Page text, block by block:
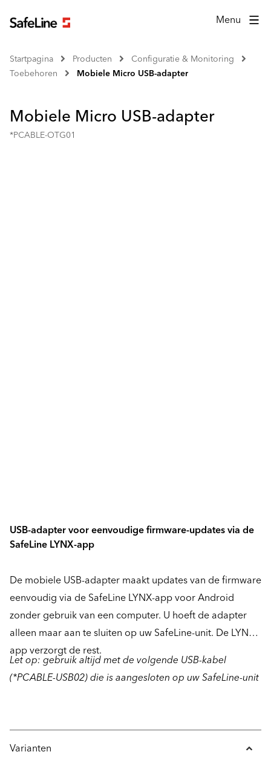
Menu
Startpagina Producten
Configuratie & Monitoring
Toebehoren
Mobiele Micro USB-adapter
Mobiele Micro USB-adapter
*PCABLE-OTG01
USB-adapter voor eenvoudige firmware-updates via de
SafeLine LYNX-app
De mobiele USB-adapter maakt updates van de firmware
eenvoudig via de SafeLine LYNX-app voor Android
zonder gebruik van een computer. U hoeft de adapter
alleen maar aan te sluiten op uw SafeLine-unit. De LYNX-
app verzorgt de rest.
Let op: gebruik altijd met de volgende USB-kabel
(*PCABLE-USB02) die is aangesloten op uw SafeLine-unit
Varianten